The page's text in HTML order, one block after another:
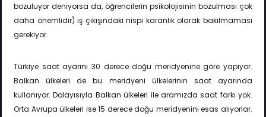
bozuluyor deniyorsa da, öğrencilerin psikolojisinin bozulması çok
daha önemlidir) iş çıkışındaki nispi karanlık olarak bakılmaması
gerekiyor.
Türkiye saat ayarını 30 derece doğu meridyenine göre yapıyor.
Balkan ülkeleri de bu meridyeni ülkelerinin saat ayarında
kullanıyor. Dolayısıyla Balkan ülkeleri ile aramızda saat farkı yok.
Orta Avrupa ülkeleri ise 15 derece doğu meridyenini esas alıyorlar.